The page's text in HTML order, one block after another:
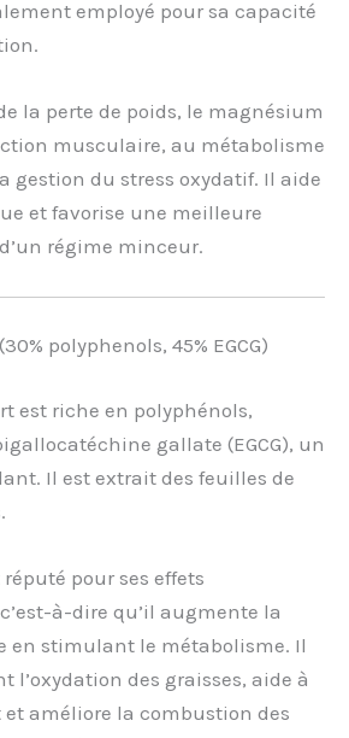
employé pour sa capacité
la perte de poids, le magnésium
musculaire, au métabolisme
gestion du stress oxydatif. Il aide
et favorise une meilleure
régime minceur.
polyphenols, 45% EGCG)
est riche en polyphénols,
gallate (EGCG), un
Il est extrait des feuilles de
pour ses effets
à-dire qu’il augmente la
en stimulant le métabolisme. Il
l’oxydation des graisses, aide à
améliore la combustion des